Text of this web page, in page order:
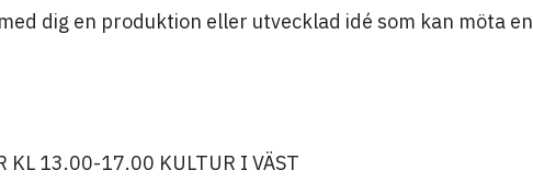
dig en produktion eller utvecklad idé som kan möta en
KL 13.00-17.00 KULTUR I VÄST